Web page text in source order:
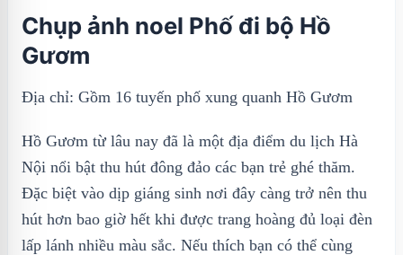
Chụp ảnh noel Phố đi bộ Hồ
Gươm
Địa chỉ: Gồm 16 tuyến phố xung quanh Hồ Gươm
Hồ Gươm từ lâu nay đã là một địa điểm du lịch Hà
Nội nổi bật thu hút đông đảo các bạn trẻ ghé thăm.
Đặc biệt vào dịp giáng sinh nơi đây càng trở nên thu
hút hơn bao giờ hết khi được trang hoàng đủ loại đèn
lấp lánh nhiều màu sắc. Nếu thích bạn có thể cùng